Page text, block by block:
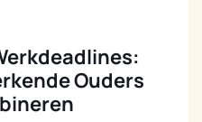
Ouders